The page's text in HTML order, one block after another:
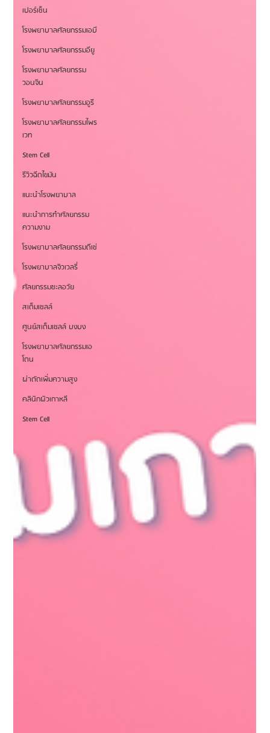
เปอร์เซ็น
โรงพยาบาลศัลยกรรมเอบี
โรงพยาบาลศัลยกรรมอียู
โรงพยาบาลศัลยกรรม
วอนจิน
โรงพยาบาลศัลยกรรมอูรี
โรงพยาบาลศัลยกรรมไพร
เวท
Stem Cell
รีวิวฉีดไขมัน
แนะนำโรงพยาบาล
แนะนำการทำศัลยกรรม
ความงาม
โรงพยาบาลศัลยกรรมดีเซ่
โรงพยาบาลจิวเวลรี่
ศัลยกรรมชะลอวัย
สเต็มเซลล์
ศูนย์สเต็มเซลล์ บงบง
โรงพยาบาลศัลยกรรมเอ
โตน
ผ่าตัดเพิ่มความสูง
คลินิกผิวเกาหลี
Stem Cell